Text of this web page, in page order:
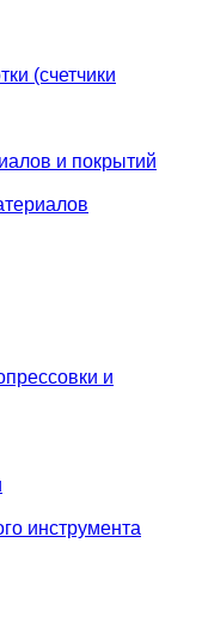
(счетчики
и покрытий
и
инструмента